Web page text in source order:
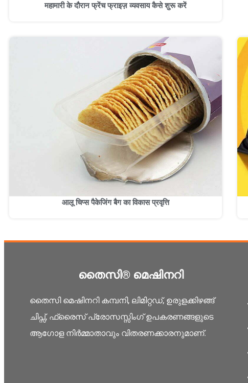
महामारी के दौरान फ्रेंच फ्राइज़ व्यवसाय कैसे शुरू करें
आलू चिप्स पैकेजिंग बैग का विकास प्रवृत्ति
തൈസി® മെഷിനറി
തൈസി മെഷിനറി കമ്പനി, ലിമിറ്റഡ്, ഉരുളക്കിഴങ്ങ്
ചിപ്സ്, ഫ്രൈസ് പ്രോസസ്സിംഗ് ഉപകരണങ്ങളുടെ
ആഗോള നിർമ്മാതാവും വിതരണക്കാരനുമാണ്.